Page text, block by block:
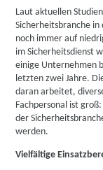
Laut aktuellen
Sicherheitsbranche
noch immer auf
im Sicherheitsdienst
einige Unternehmen
letzten zwei Jahre.
daran arbeitet,
Fachpersonal ist
der
werden.
Vielfältige